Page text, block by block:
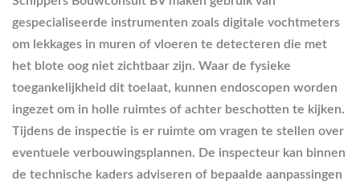
gespecialiseerde instrumenten zoals digitale vochtmeters
om lekkages in muren of vloeren te detecteren die met
het blote oog niet zichtbaar zijn. Waar de fysieke
toegankelijkheid dit toelaat, kunnen endoscopen worden
ingezet om in holle ruimtes of achter beschotten te kijken.
Tijdens de inspectie is er ruimte om vragen te stellen over
eventuele verbouwingsplannen. De inspecteur kan binnen
de technische kaders adviseren of bepaalde aanpassingen